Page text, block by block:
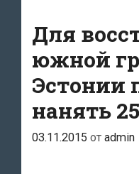
Для
южной
Эстонии
нанять
03.11.2015 от admin